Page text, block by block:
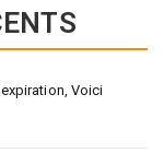
Voici